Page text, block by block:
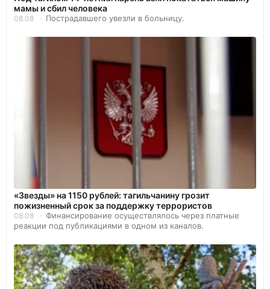
мамы и сбил человека
08.08 Пострадавшего увезли в больницу.
«Звезды» на 1150 рублей: тагильчанину грозит
пожизненный срок за поддержку террористов
08.08
Финансирование осуществлялось через платные
реакции под публикациями в одном из каналов.